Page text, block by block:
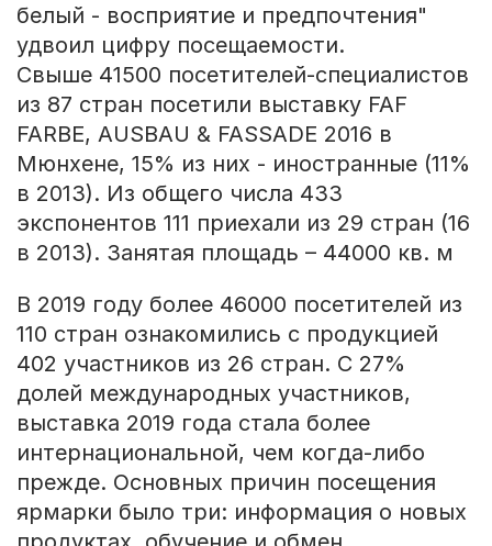
белый - восприятие и предпочтения"
удвоил цифру посещаемости.
Свыше 41500 посетителей-специалистов
из 87 стран посетили выставку FAF
FARBE, AUSBAU & FASSADE 2016 в
Мюнхене, 15% из них - иностранные (11%
в 2013). Из общего числа 433
экспонентов 111 приехали из 29 стран (16
в 2013). Занятая площадь – 44000 кв. м
В 2019 году более 46000 посетителей из
110 стран ознакомились с продукцией
402 участников из 26 стран. С 27%
долей международных участников,
выставка 2019 года стала более
интернациональной, чем когда-либо
прежде. Основных причин посещения
ярмарки было три: информация о новых